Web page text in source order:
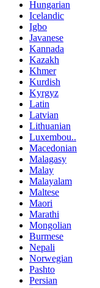
Hungarian
Icelandic
Igbo
Javanese
Kannada
Kazakh
Khmer
Kurdish
Kyrgyz
Latin
Latvian
Lithuanian
Luxembou..
Macedonian
Malagasy
Malay
Malayalam
Maltese
Maori
Marathi
Mongolian
Burmese
Nepali
Norwegian
Pashto
Persian